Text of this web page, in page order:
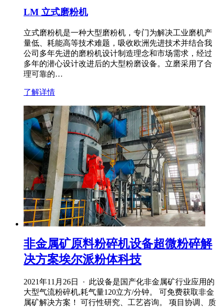
LM 立式磨粉机
立式磨粉机是一种大型磨粉机，专门为解决工业磨机产
量低、耗能高等技术难题，吸收欧洲先进技术并结合我
公司多年先进的磨粉机设计制造理念和市场需求，经过
多年的潜心设计改进后的大型粉磨设备。立磨采用了合
理可靠的…
了解详情
非金属矿原料粉碎机设备超微粉碎解
决方案埃尔派粉体科技
2021年11月26日 · 此设备是国产化非金属矿行业应用的
大型气流粉碎机,耗气量120立方/分钟。 可免费获取非金
属矿解决方案！ 可行性研究、工艺咨询。 项目协调、质